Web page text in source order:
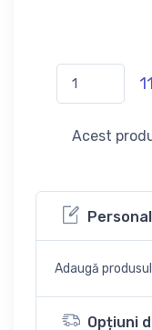
Acest
Adaugă
Opțiuni